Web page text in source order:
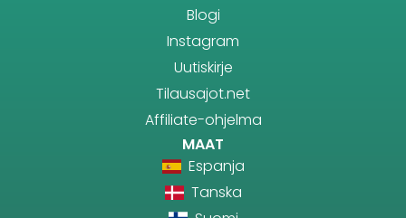
Blogi
Instagram
Uutiskirje
Tilausajot.net
Affiliate-ohjelma
MAAT
Espanja
Tanska